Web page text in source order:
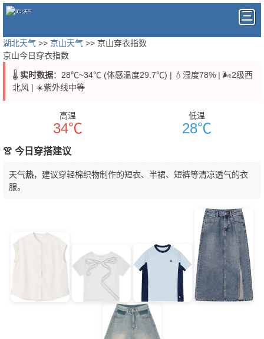
湖北天气 >> 京山天气 >> 京山穿衣指数
京山今日穿衣指数
🌡️ 实时数据：28℃~34℃ (体感温度29.7℃) | 💧湿度78% | 🌬️2级西
北风 | ☀️紫外线中等
高温
34℃
低温
28℃
👚 今日穿搭建议
天气热，建议穿轻棉织物制作的短衣、半裙、短裤等清凉透气的衣
服。